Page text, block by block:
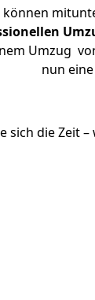
können
Umzug
nun
sich die Zeit